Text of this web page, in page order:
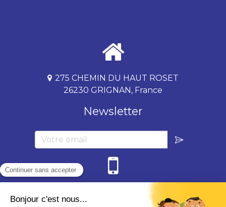
275 CHEMIN DU HAUT ROSET
26230 GRIGNAN, France
Newsletter
Votre email